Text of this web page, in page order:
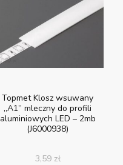
Topmet Klosz wsuwany
„A1” mleczny do profili
aluminiowych LED – 2mb
(J6000938)
3,59 zł